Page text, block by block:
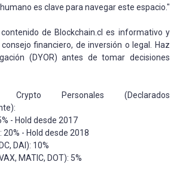
es clave para navegar este espacio."
contenido de Blockchain.cl es informativo y
financiero, de inversión o legal. Haz
(DYOR) antes de tomar decisiones
Personales (Declarados
- Hold desde 2017
20% - Hold desde 2018
DAI): 10%
MATIC, DOT): 5%